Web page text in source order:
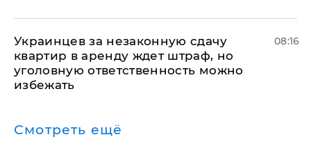
Украинцев за незаконную сдачу
квартир в аренду ждет штраф, но
уголовную ответственность можно
избежать
08:16
Смотреть ещё